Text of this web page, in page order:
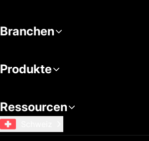
Branchen
Produkte
Ressourcen